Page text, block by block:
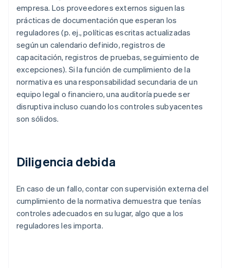
empresa. Los proveedores externos siguen las
prácticas de documentación que esperan los
reguladores (p. ej., políticas escritas actualizadas
según un calendario definido, registros de
capacitación, registros de pruebas, seguimiento de
excepciones). Si la función de cumplimiento de la
normativa es una responsabilidad secundaria de un
equipo legal o financiero, una auditoría puede ser
disruptiva incluso cuando los controles subyacentes
son sólidos.
Diligencia debida
En caso de un fallo, contar con supervisión externa del
cumplimiento de la normativa demuestra que tenías
controles adecuados en su lugar, algo que a los
reguladores les importa.